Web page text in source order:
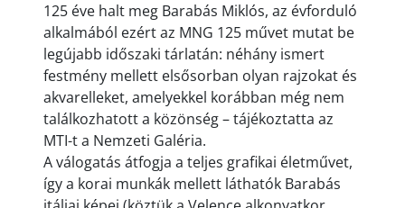
125 éve halt meg Barabás Miklós, az évforduló
alkalmából ezért az MNG 125 művet mutat be
legújabb időszaki tárlatán: néhány ismert
festmény mellett elsősorban olyan rajzokat és
akvarelleket, amelyekkel korábban még nem
találkozhatott a közönség – tájékoztatta az
MTI-t a Nemzeti Galéria.
A válogatás átfogja a teljes grafikai életművet,
így a korai munkák mellett láthatók Barabás